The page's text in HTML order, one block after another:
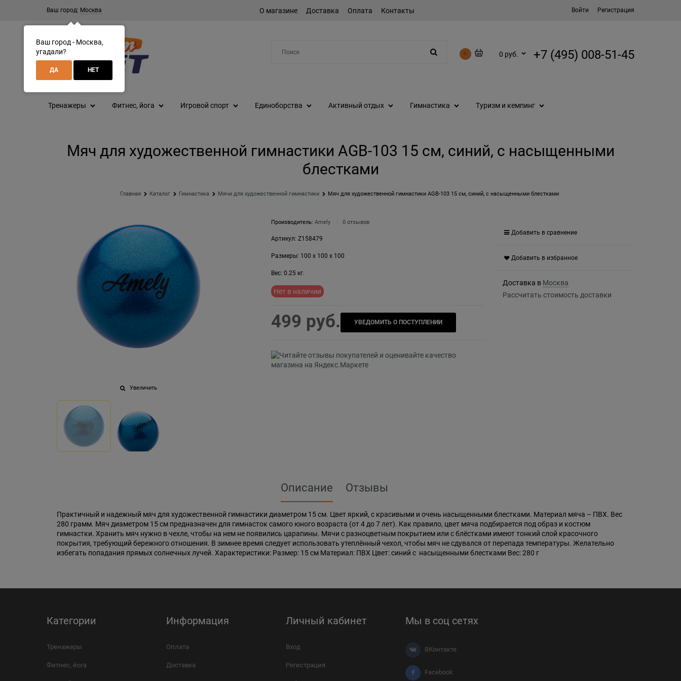
Ваш город: Москва О магазине Доставка Оплата Контакты Войти Регистрация
0 0 руб. +7 (495) 008-51-45
Тренажеры Фитнес, йога Игровой спорт Единоборства Активный отдых Гимнастика Туризм и кемпинг
Мяч для художественной гимнастики AGB-103 15 см, синий, с насыщенными
блестками
Главная Каталог Гимнастика Мячи для художественной гимнастики Мяч для художественной гимнастики AGB-103 15 см, синий, с насыщенными блестками
Увеличить
Производитель: Amely 0 отзывов
Артикул: Z158479
Размеры: 100 x 100 x 100
Вес: 0.25кг.
Нет в наличии
499 руб. УВЕДОМИТЬ О ПОСТУПЛЕНИИ
Добавить в сравнение
Добавить в избранное
Доставка в Москва
Рассчитать стоимость доставки
Описание Отзывы
Практичный и надежный мяч для художественной гимнастики диаметром 15 см. Цвет яркий, с красивыми и очень насыщенными блестками. Материал мяча – ПВХ. Вес
280 грамм. Мяч диаметром 15 см предназначен для гимнасток самого юного возраста (от 4 до 7 лет). Как правило, цвет мяча подбирается под образ и костюм
гимнастки. Хранить мяч нужно в чехле, чтобы на нем не появились царапины. Мячи с разноцветным покрытием или с блёстками имеют тонкий слой красочного
покрытия, требующий бережного отношения. В зимнее время следует использовать утеплённый чехол, чтобы мяч не сдувался от перепада температуры. Желательно
избегать попадания прямых солнечных лучей. Характеристики: Размер: 15 см Материал: ПВХ Цвет: синий с насыщенными блестками Вес: 280 г
Категории
Тренажеры
Фитнес, йога
Информация
Оплата
Доставка
Личный кабинет
Вход
Регистрация
Мы в соц сетях
ВКонтакте
Facebook
Ваш город - Москва,
угадали?
ДА НЕТ